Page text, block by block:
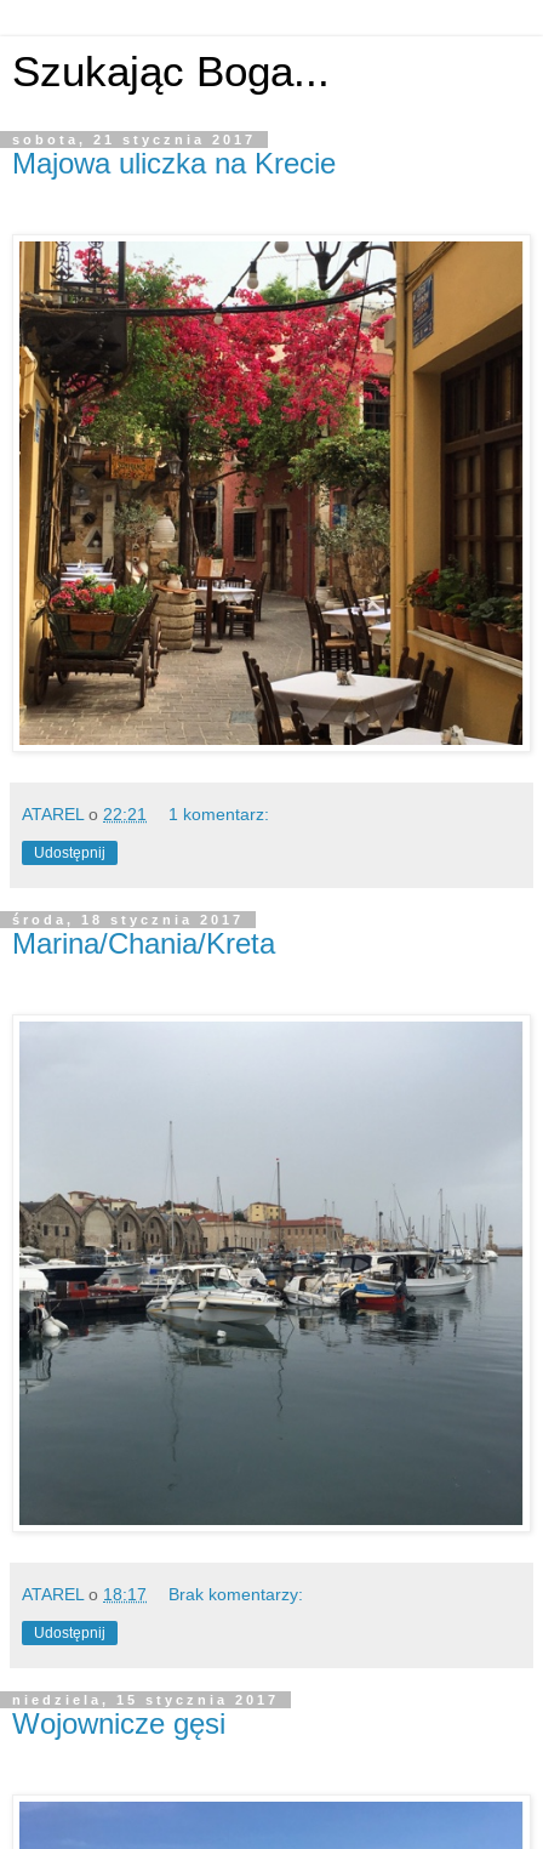
Szukając Boga...
sobota, 21 stycznia 2017
Majowa uliczka na Krecie
ATAREL o 22:21 1 komentarz:
Udostępnij
środa, 18 stycznia 2017
Marina/Chania/Kreta
ATAREL o 18:17 Brak komentarzy:
Udostępnij
niedziela, 15 stycznia 2017
Wojownicze gęsi